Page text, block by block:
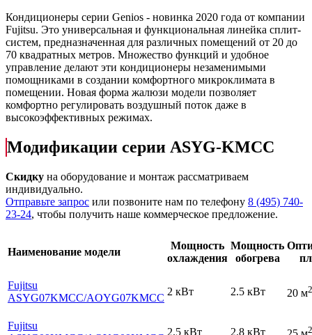
Кондиционеры серии Genios - новинка 2020 года от компании
Fujitsu. Это универсальная и функциональная линейка сплит-
систем, предназначенная для различных помещений от 20 до
70 квадратных метров. Множество функций и удобное
управление делают эти кондиционеры незаменимыми
помощниками в создании комфортного микроклимата в
помещении. Новая форма жалюзи модели позволяет
комфортно регулировать воздушный поток даже в
высокоэффективных режимах.
Модификации серии ASYG-KMCC
Скидку на оборудование и монтаж рассматриваем
индивидуально.
Отправьте запрос или позвоните нам по телефону 8 (495) 740-
23-24, чтобы получить наше коммерческое предложение.
Наименование модели
Мощность
охлаждения
Мощность
обогрева
Fujitsu
ASYG07KMCC/AOYG07KMCC
2 кВт 2.5 кВт 20 м2
Fujitsu
2.5 кВт 2.8 кВт 2